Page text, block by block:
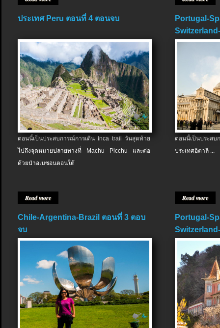
ประเทศ Peru ตอนที่ 4 ตอนจบ
ตอนนี้เป็นประสบการณ์การเดิน Inca trail วันสุดท้าย
ไปถึงจุดหมายปลายทางที่ Machu Picchu และต่อ
ด้วยป่าอเมซอนตอนใต้
Read more
Portugal-
ตอนนี้เป็นประส
ประเทศอิตาลี ...
Read more
Chile-Argentina-Brazil ตอนที่ 3 ตอบ
จบ
Portugal-